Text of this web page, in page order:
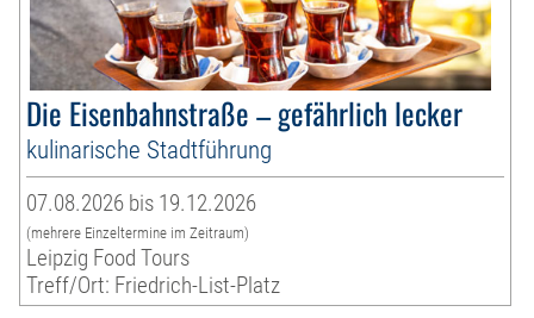
Die Eisenbahnstraße – gefährlich lecker
kulinarische Stadtführung
07.08.2026 bis 19.12.2026
(mehrere Einzeltermine im Zeitraum)
Leipzig Food Tours
Treff/Ort: Friedrich-List-Platz